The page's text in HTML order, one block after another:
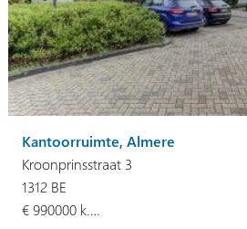
Kantoorruimte, Almere
Kroonprinsstraat 3
1312 BE
€ 990000 k.…